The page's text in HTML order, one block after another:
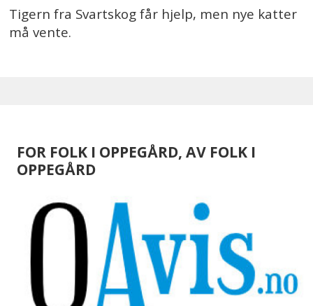
Tigern fra Svartskog får hjelp, men nye katter
må vente.
FOR FOLK I OPPEGÅRD, AV FOLK I
OPPEGÅRD